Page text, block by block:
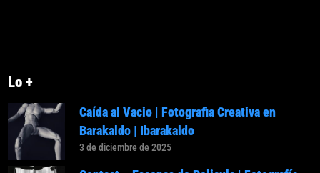
Lo +
Caída al Vacio | Fotografia Creativa en
Barakaldo | Ibarakaldo
3 de diciembre de 2025